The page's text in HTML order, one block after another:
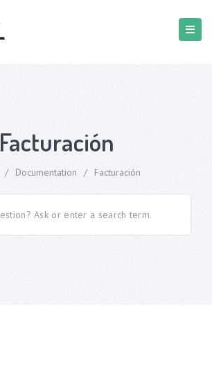
Facturación
/ Documentation / Facturación